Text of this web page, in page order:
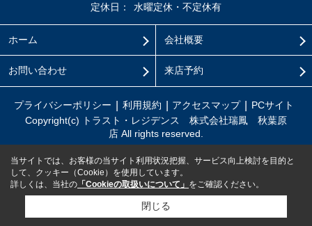
定休日：
水曜定休・不定休有
ホーム 会社概要
お問い合わせ 来店予約
プライバシーポリシー 利用規約 アクセスマップ
PCサイト
Copyright(c) トラスト・レジデンス 株式会社瑞鳳 秋葉原
店 All rights reserved.
当サイトでは、お客様の当サイト利用状況把握、サービス向上検討を目的と
して、クッキー（Cookie）を使用しています。
詳しくは、当社の 「Cookieの取扱いについて」 をご確認ください。
閉じる